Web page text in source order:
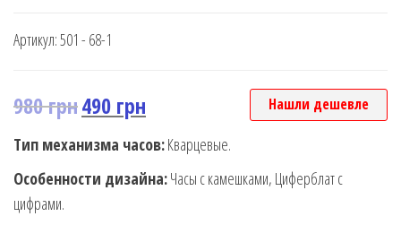
Артикул:501 - 68-1
980грн490 грн Нашли дешевле
Тип механизма часов:Кварцевые.
Особенности дизайна:Часы с камешками, Циферблат с
цифрами.